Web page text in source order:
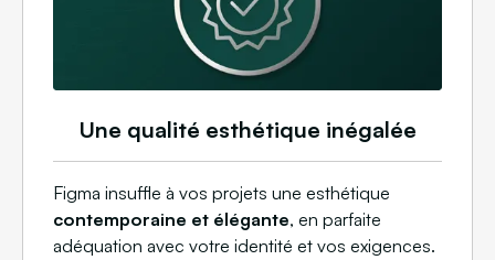
Une qualité esthétique inégalée
Figma insuffle à vos projets une esthétique
contemporaine et élégante, en parfaite
adéquation avec votre identité et vos exigences.